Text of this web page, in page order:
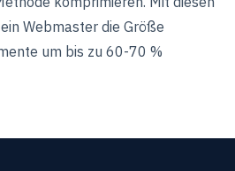
Webmaster die Größe
um bis zu 60-70 %